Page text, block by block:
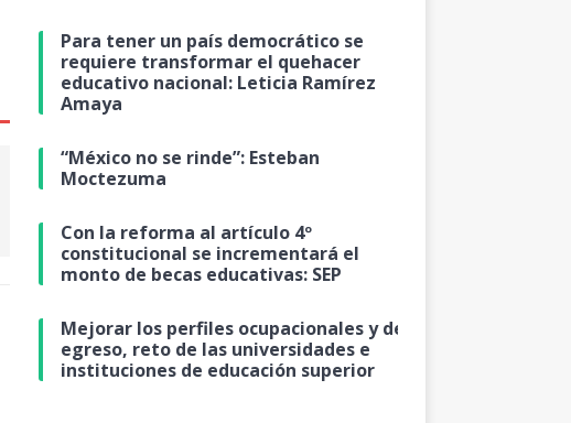
Para tener un país democrático se
requiere transformar el quehacer
educativo nacional: Leticia Ramírez
Amaya
“México no se rinde”: Esteban
Moctezuma
Con la reforma al artículo 4º
constitucional se incrementará el
monto de becas educativas: SEP
Mejorar los perfiles ocupacionales y de
egreso, reto de las universidades e
instituciones de educación superior